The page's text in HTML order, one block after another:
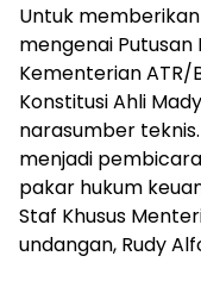
Untuk
mengenai Putusan
Kementerian ATR/
Konstitusi Ahli
narasumber
menjadi
pakar hukum
Staf Khusus
undangan, Rudy